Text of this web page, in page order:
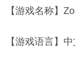
【游戏名称】
【游戏语言】